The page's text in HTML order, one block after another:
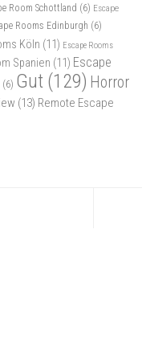
Room Schottland (6) Escape
Rooms Edinburgh (6)
Köln (11) Escape Rooms
Spanien (11) Escape
(6) Gut (129) Horror
(13) Remote Escape